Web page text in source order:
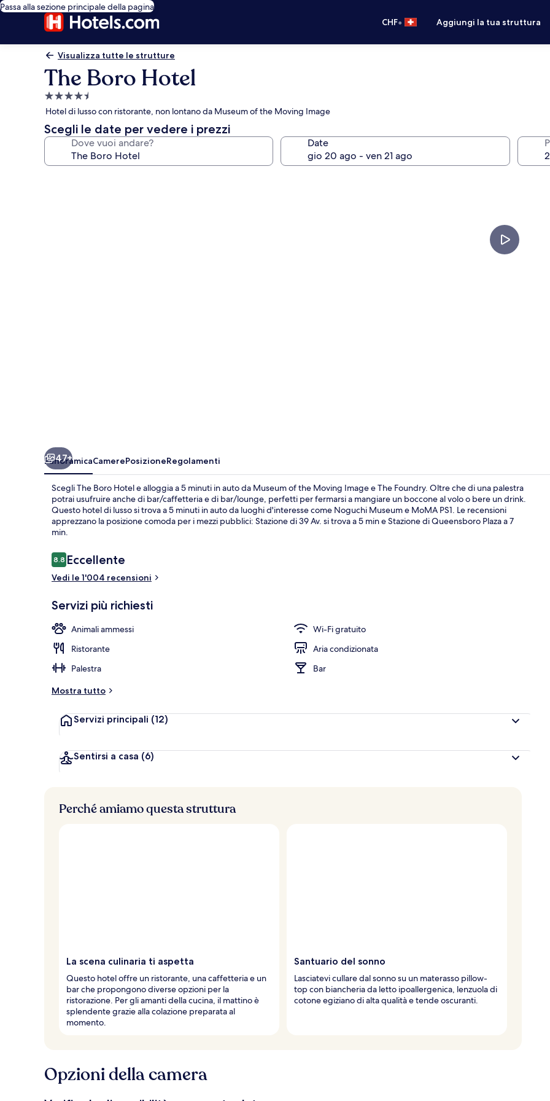
Passa alla sezione principale della pagina
CHF• Aggiungi la tua struttura
Visualizza tutte le strutture
The Boro Hotel
Struttura
a
4.5
stelle
Hotel di lusso con ristorante, non lontano da Museum of the Moving Image
Scegli le date per vedere i prezzi
Dove vuoi andare? Date
Biancheria
47+
PanoramicaCamerePosizioneRegolamenti
Scegli The Boro Hotel e alloggia a 5 minuti in auto da Museum of the Moving Image e The Foundry. Oltre che di una palestra
potrai usufruire anche di bar/caffetteria e di bar/lounge, perfetti per fermarsi a mangiare un boccone al volo o bere un drink.
Questo hotel di lusso si trova a 5 minuti in auto da luoghi d'interesse come Noguchi Museum e MoMA PS1. Le recensioni
apprezzano la posizione comoda per i mezzi pubblici: Stazione di 39 Av. si trova a 5 min e Stazione di Queensboro Plaza a 7
min.
Recensioni
8.88.8 su 10
Eccellente
Vedi le 1'004 recensioni
Servizi più richiesti
Animali ammessi
Wi-Fi gratuito
Ristorante
Aria condizionata
Palestra
Bar
Mostra tutto
Servizi principali (12)
Sentirsi a casa (6)
Perché amiamo questa struttura
La scena culinaria ti aspetta
Questo hotel offre un ristorante, una caffetteria e un
bar che propongono diverse opzioni per la
ristorazione. Per gli amanti della cucina, il mattino è
splendente grazie alla colazione preparata al
momento.
Santuario del sonno
Lasciatevi cullare dal sonno su un materasso pillow-
top con biancheria da letto ipoallergenica, lenzuola di
cotone egiziano di alta qualità e tende oscuranti.
Opzioni della camera